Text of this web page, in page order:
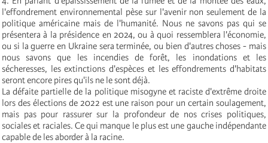
l'effondrement environnemental pèse sur l'avenir non seulement de la
politique américaine mais de l'humanité. Nous ne savons pas qui se
présentera à la présidence en 2024, ou à quoi ressemblera l'économie,
ou si la guerre en Ukraine sera terminée, ou bien d'autres choses - mais
nous savons que les incendies de forêt, les inondations et les
sécheresses, les extinctions d'espèces et les effondrements d'habitats
seront encore pires qu'ils ne le sont déjà.
La défaite partielle de la politique misogyne et raciste d'extrême droite
lors des élections de 2022 est une raison pour un certain soulagement,
mais pas pour rassurer sur la profondeur de nos crises politiques,
sociales et raciales. Ce qui manque le plus est une gauche indépendante
capable de les aborder à la racine.